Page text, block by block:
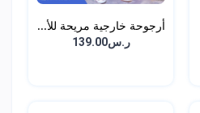
أرجوحة خارجية مريحة للأ...
ر.س139.00